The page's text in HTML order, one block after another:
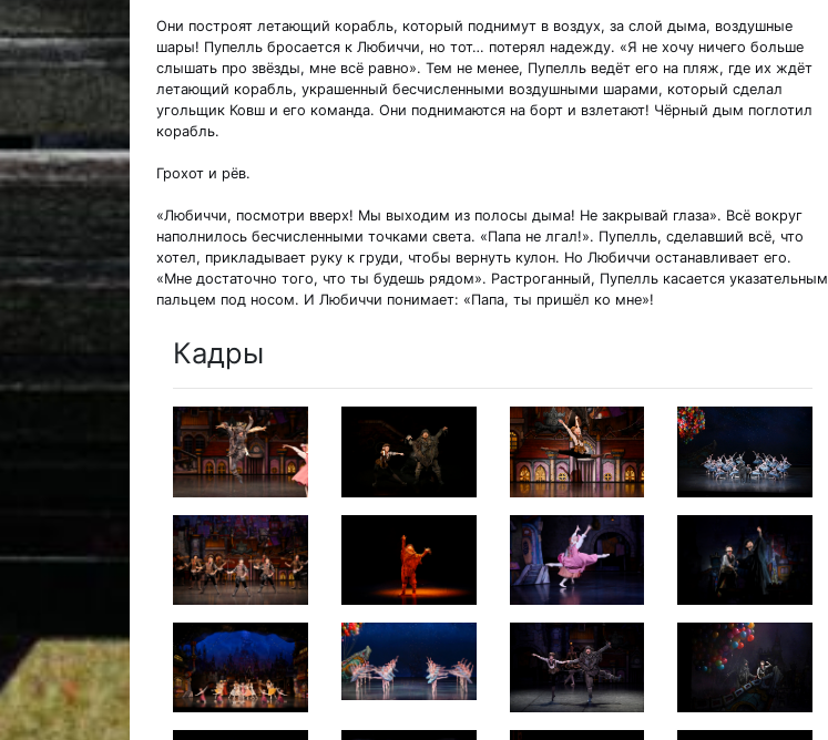
Они построят летающий корабль, который поднимут в воздух, за слой дыма, воздушные
шары! Пупелль бросается к Любиччи, но тот… потерял надежду. «Я не хочу ничего больше
слышать про звёзды, мне всё равно». Тем не менее, Пупелль ведёт его на пляж, где их ждёт
летающий корабль, украшенный бесчисленными воздушными шарами, который сделал
угольщик Ковш и его команда. Они поднимаются на борт и взлетают! Чёрный дым поглотил
корабль.
Грохот и рёв.
«Любиччи, посмотри вверх! Мы выходим из полосы дыма! Не закрывай глаза». Всё вокруг
наполнилось бесчисленными точками света. «Папа не лгал!». Пупелль, сделавший всё, что
хотел, прикладывает руку к груди, чтобы вернуть кулон. Но Любиччи останавливает его.
«Мне достаточно того, что ты будешь рядом». Растроганный, Пупелль касается указательным
пальцем под носом. И Любиччи понимает: «Папа, ты пришёл ко мне»!
Кадры